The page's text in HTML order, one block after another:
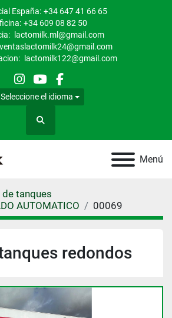
España: +34 647 41 66 65
+34 609 08 82 50
lactomilk.ml@gmail.com
ventaslactomilk24@gmail.com
lactomilk122@gmail.com
instagram
youtube
facebook
Seleccione el idioma
Buscar
Menú
de tanques
AUTOMATICO
00069
redondos